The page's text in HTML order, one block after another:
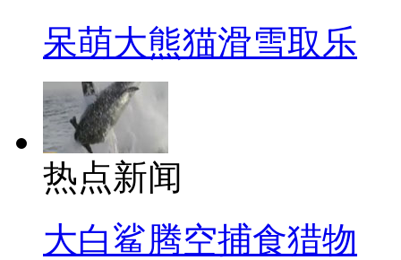
呆萌大熊猫滑雪取乐
热点新闻
大白鲨腾空捕食猎物